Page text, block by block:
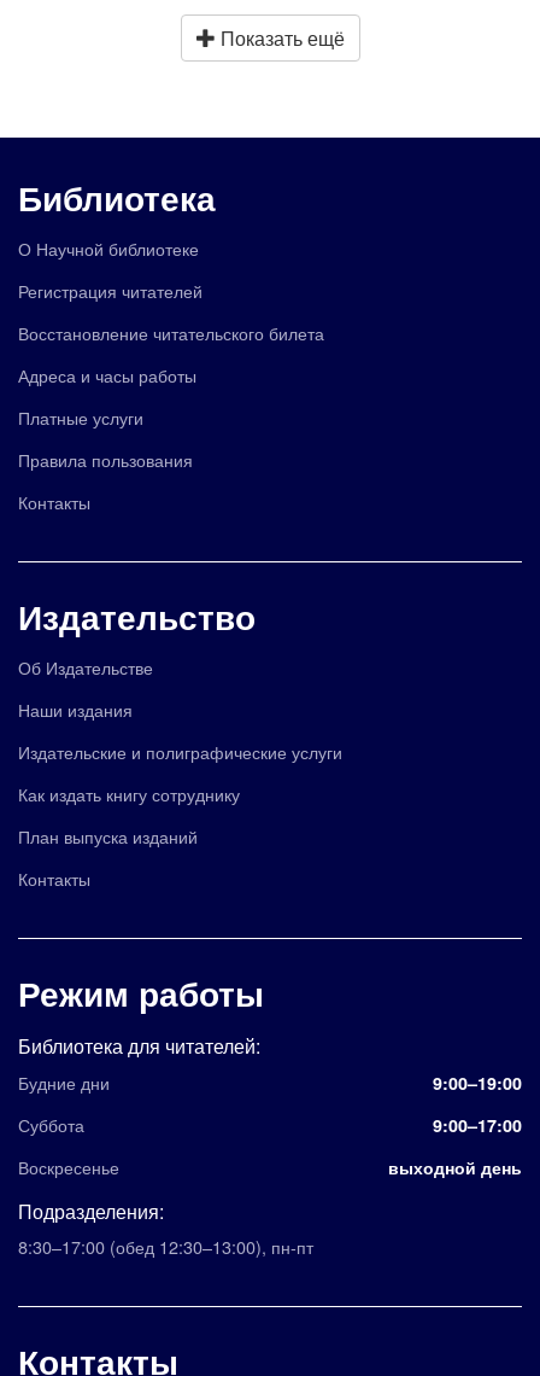
Показать ещё
Библиотека
О Научной библиотеке
Регистрация читателей
Восстановление читательского билета
Адреса и часы работы
Платные услуги
Правила пользования
Контакты
Издательство
Об Издательстве
Наши издания
Издательские и полиграфические услуги
Как издать книгу сотруднику
План выпуска изданий
Контакты
Режим работы
Библиотека для читателей:
Будние дни 9:00–19:00
Суббота 9:00–17:00
Воскресенье выходной день
Подразделения:
8:30–17:00 (обед 12:30–13:00), пн-пт
Контакты